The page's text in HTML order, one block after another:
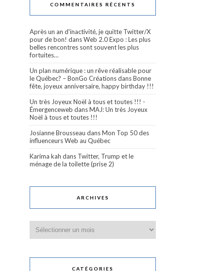
COMMENTAIRES RÉCENTS
Après un an d'inactivité, je quitte Twitter/X
pour de bon! dansWeb 2.0 Expo : Les plus
belles rencontres sont souvent les plus
fortuites…
Un plan numérique : un rêve réalisable pour
le Québec? – BonGo CréationsdansBonne
fête, joyeux anniversaire, happy birthday !!!
Un très Joyeux Noël à tous et toutes !!! -
Émergenceweb dansMAJ: Un très Joyeux
Noël à tous et toutes !!!
Josianne Brousseau dansMon Top 50 des
influenceurs Web au Québec
Karima kah dans Twitter, Trump et le
ménage de la toilette (prise 2)
ARCHIVES
CATÉGORIES